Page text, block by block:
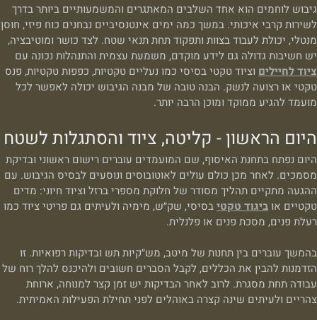
גיבוש לוחמים הוא אחד השלבים המאתגרים והמשמעותיים ביותר בדרך
לשירות קרבי איכותי. במשך כמה ימים אינטנסיביים נבחנים כוח פיזי, חוסן
מנטלי, יכולת לעבוד בצוות ותפקוד תחת תנאי שטח. לצד כושר ומוטיבציה,
יש חשיבות גדולה גם לידע מוקדם, משמעת עצמית והתנהלות נכונה עם
ציוד לחיילים וציוד טקטי בסיסי כמו נעליים טקטיות, כפפות טקטיות, פנס
טקטי או רצועה לנשק. הבנה טובה של מבנה הגיבוש יכולה לאפשר לכל
מועמד להגיע ממוקד ומוכן הרבה יותר.
היום הראשון - קליטה, ציוד והסתגלות לשטח
היום נפתח בתחנת האיסוף, שם המועמדים עוברים רישום ראשוני ובדיקת
מסמכים. לאחר מכן כולם עולים לאוטובוסים ונוסעים לבסיס הגיבוש. עם
ההגעה מתקיים תהליך מסודר של חלוקת מספרי ברזל וציוד חיוני: מדים
טקטיים או ביגוד טקטיבסיסי, שק״ש, מימיה ולעיתים גם פריטי ציוד כמו
רעלת פנים, מסכת פנים או פלנלית.
בהמשך עוברים בין תחנות של מיטב, מש״קיות תש ובדיקות רפואיות. זו
הזדמנות להבין את הכללים, לקבל הסברים חשובים ולהיכנס להלך רוח של
עבודה תחת מסגרת. לרוב לאחר הבדיקות יש זמן קצר למנוחה, ארוחת
צהריים ולעיתים שינה קצרה באוהלים לפני תחילת הפעילות האמיתית.